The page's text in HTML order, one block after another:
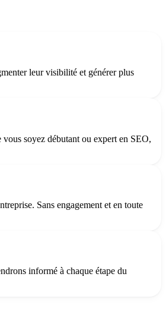
leur visibilité et générer plus
soyez débutant ou expert en SEO,
Sans engagement et en toute
informé à chaque étape du